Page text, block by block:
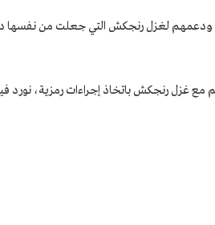
ودعمهم لغزل رنجكش التي جعلت من نفسها
غزل رنجكش باتخاذ إجراءات رمزية، نورد